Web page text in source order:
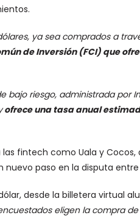
ya sea comprados a
de Inversión (FCI) que
bajo riesgo, administrada por
ofrece una tasa anual
fintech como Uala y
paso en la disputa
desde la billetera virtual
eligen la compra